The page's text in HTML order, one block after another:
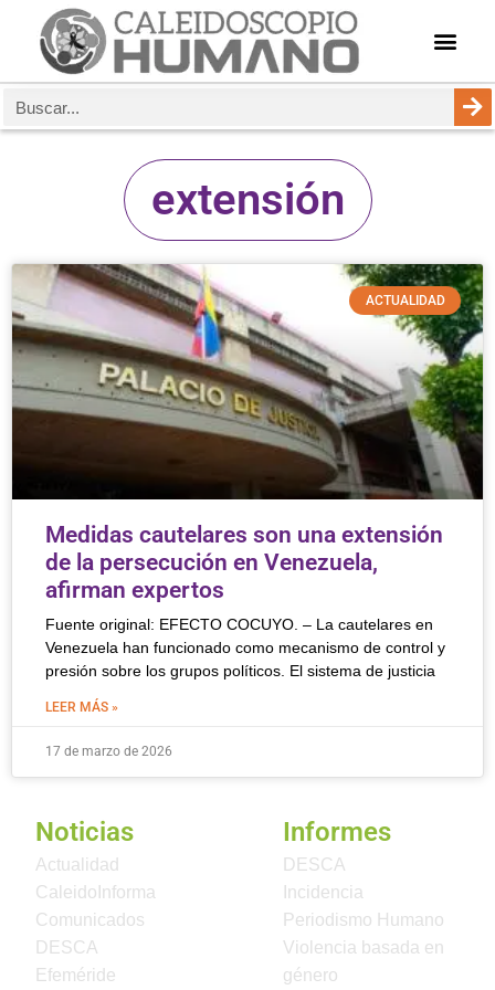
extensión
ACTUALIDAD
Medidas cautelares son una extensión
de la persecución en Venezuela,
afirman expertos
Fuente original: EFECTO COCUYO. – La cautelares en
Venezuela han funcionado como mecanismo de control y
presión sobre los grupos políticos. El sistema de justicia
LEER MÁS »
17 de marzo de 2026
Noticias
Actualidad
CaleidoInforma
Comunicados
DESCA
Efeméride
Informes
DESCA
Incidencia
Periodismo Humano
Violencia basada en
género